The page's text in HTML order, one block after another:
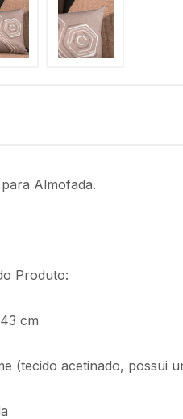
Almofada.
Produto:
cm
(tecido acetinado, possui